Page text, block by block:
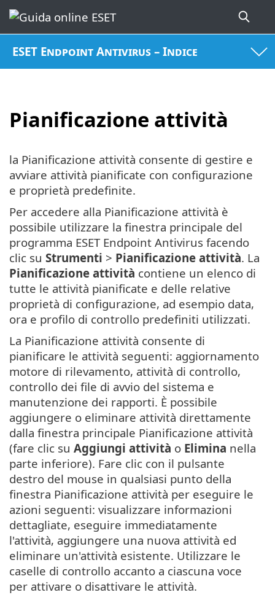
ESET Endpoint Antivirus – Indice
Pianificazione attività
la Pianificazione attività consente di gestire e
avviare attività pianificate con configurazione
e proprietà predefinite.
Per accedere alla Pianificazione attività è
possibile utilizzare la finestra principale del
programma ESET Endpoint Antivirus facendo
clic su Strumenti > Pianificazione attività. La
Pianificazione attività contiene un elenco di
tutte le attività pianificate e delle relative
proprietà di configurazione, ad esempio data,
ora e profilo di controllo predefiniti utilizzati.
La Pianificazione attività consente di
pianificare le attività seguenti: aggiornamento
motore di rilevamento, attività di controllo,
controllo dei file di avvio del sistema e
manutenzione dei rapporti. È possibile
aggiungere o eliminare attività direttamente
dalla finestra principale Pianificazione attività
(fare clic su Aggiungi attività o Elimina nella
parte inferiore). Fare clic con il pulsante
destro del mouse in qualsiasi punto della
finestra Pianificazione attività per eseguire le
azioni seguenti: visualizzare informazioni
dettagliate, eseguire immediatamente
l'attività, aggiungere una nuova attività ed
eliminare un'attività esistente. Utilizzare le
caselle di controllo accanto a ciascuna voce
per attivare o disattivare le attività.